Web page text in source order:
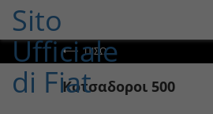
SKIP TO
ΠΊΣΩ
Κοτσαδοροι 500